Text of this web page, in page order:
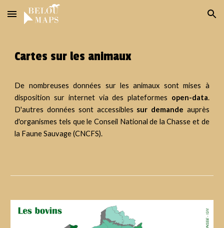
Skip to main content Skip to navigation
Cartes sur les animaux
De nombreuses données sur les animaux sont mises à
disposition sur internet via des plateformes open-data.
D'autres données sont accessibles sur demande auprès
d'organismes tels que le Conseil National de la Chasse et de
la Faune Sauvage (CNCFS).